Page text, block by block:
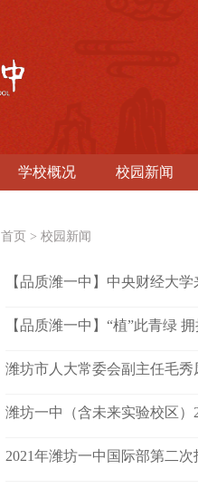
学校概况 校园新闻
首页 >校园新闻
【品质潍一中】中央财经大
【品质潍一中】“植”此青绿
潍坊市人大常委会副主任毛
潍坊一中（含未来实验校区）
2021年潍坊一中国际部第二